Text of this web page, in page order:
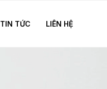
TIN TỨC LIÊN HỆ